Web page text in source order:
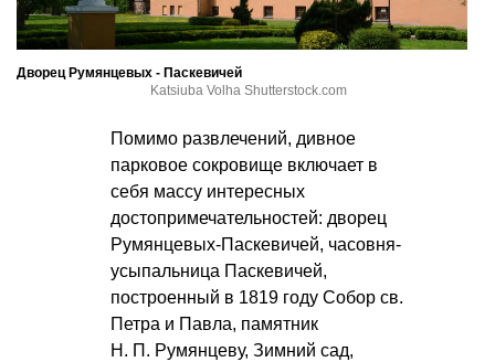
Дворец Румянцевых - Паскевичей
Katsiuba Volha Shutterstock.com
Помимо развлечений, дивное
парковое сокровище включает в
себя массу интересных
достопримечательностей: дворец
Румянцевых-Паскевичей, часовня-
усыпальница Паскевичей,
построенный в 1819 году Собор св.
Петра и Павла, памятник
Н. П. Румянцеву, Зимний сад,